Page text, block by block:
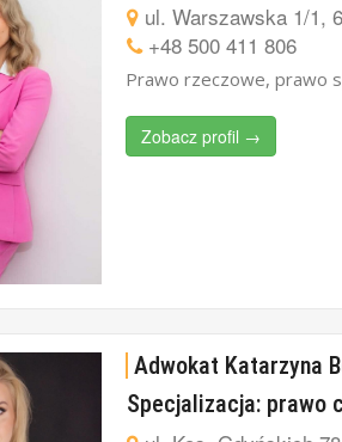
ul. Warszawska 1/1,
+48 500 411 806‬
Prawo rzeczowe, prawo
Zobacz profil →
Adwokat Katarzyna
Specjalizacja: prawo